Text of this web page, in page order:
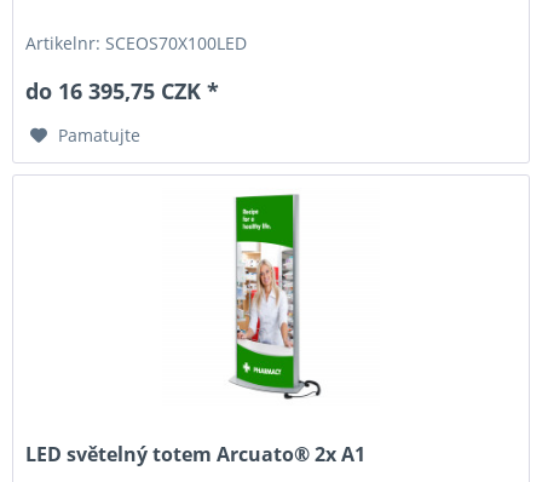
Artikelnr: SCEOS70X100LED
do 16 395,75 CZK *
Pamatujte
LED světelný totem Arcuato® 2x A1